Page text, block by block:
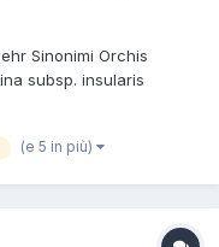
Sinonimi Orchis
subsp. insularis
& P.F. Hunt)
(Tineo) Aver...
(e 5 in più)